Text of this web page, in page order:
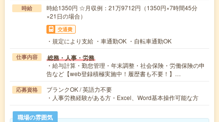
時給
時給1350円 ☆月収例：21万9712円（1350円×7時間45分
×21日の場合）
交通費
・規定により支給 ・車通勤OK ・自転車通勤OK
仕事内容 総務・人事・労務
・給与計算・勤怠管理・年末調整・社会保険・労働保険の申
告など【web登録積極実施中！履歴書も不要！】…
応募資格
ブランクOK / 英語力不要
・人事労務経験がある方・Excel、Word基本操作可能な方
職場の雰囲気